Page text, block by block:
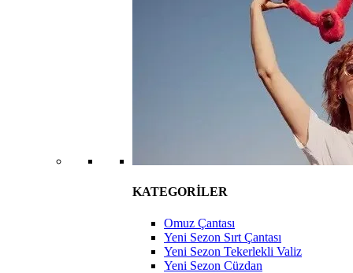
KATEGORİLER
Omuz Çantası
Yeni Sezon Sırt Çantası
Yeni Sezon Tekerlekli Valiz
Yeni Sezon Cüzdan